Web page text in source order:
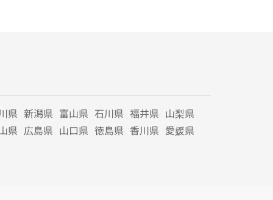
県 新潟県 富山県 石川県 福井県 山梨県
県 広島県 山口県 徳島県 香川県 愛媛県